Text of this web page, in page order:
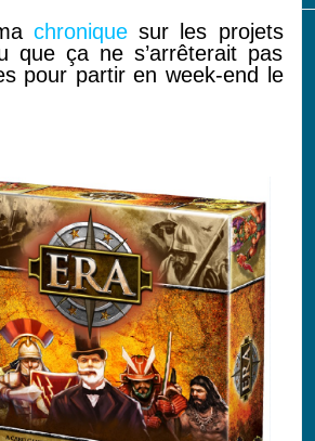
chroniquesur les projets
que ça ne s’arrêterait pas
pour partir en week-end le